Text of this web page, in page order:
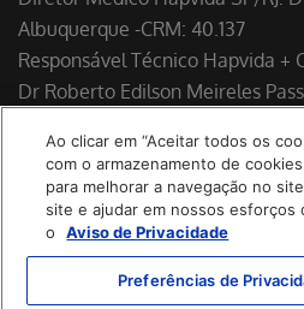
Albuquerque -CRM: 40.137
Responsável Técnico Hapvida +
Dr Roberto Edilson Meireles
165345
Política de Cookies
Ao clicar em “Aceitar todos os
com o armazenamento de
para melhorar a navegação no
site e ajudar em nossos esforços
o
Aviso de Privacidade
Preferências de